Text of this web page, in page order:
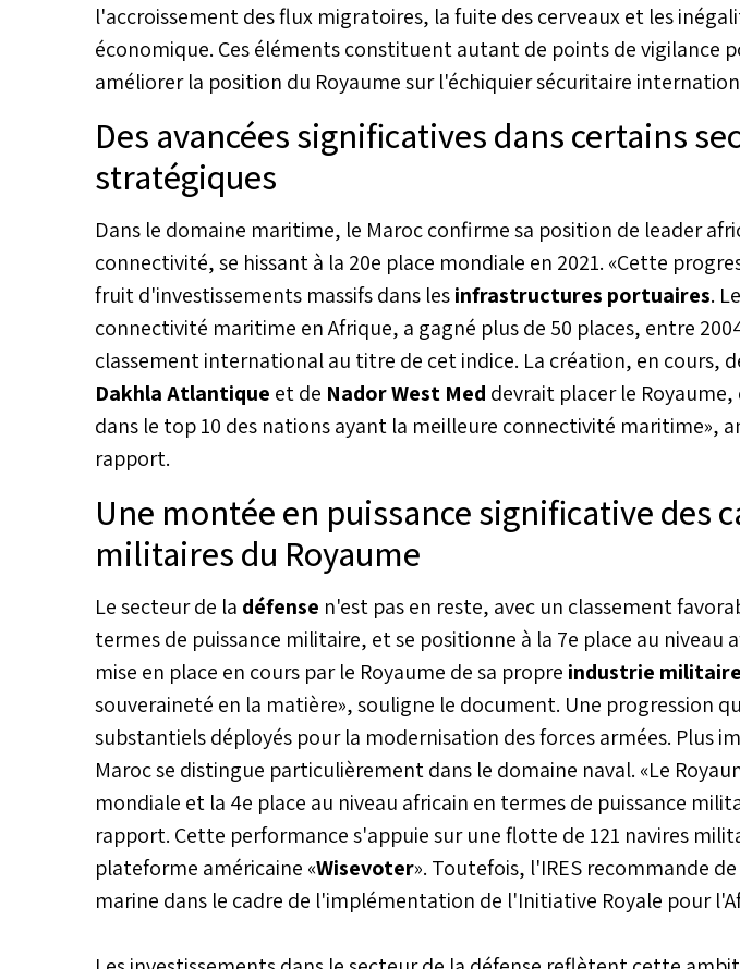
l'accroissement des flux migratoires, la fuite des cerveaux et les
économique. Ces éléments constituent autant de points de vigilance
améliorer la position du Royaume sur l'échiquier sécuritaire
Des avancées significatives dans certains
stratégiques
Dans le domaine maritime, le Maroc confirme sa position de leader
connectivité, se hissant à la 20e place mondiale en 2021. «Cette
fruit d'investissements massifs dans lesinfrastructures portuaires.
connectivité maritime en Afrique, a gagné plus de 50 places, entre
classement international au titre de cet indice. La création, en cours,
Dakhla Atlantique et de Nador West Med devrait placer le
dans le top 10 des nations ayant la meilleure connectivité maritime»,
rapport.
Une montée en puissance significative des
militaires du Royaume
Le secteur de la défense n'est pas en reste, avec un classement
termes de puissance militaire, et se positionne à la 7e place au niveau
mise en place en cours par le Royaume de sa propre industrie militaire
souveraineté en la matière», souligne le document. Une progression
substantiels déployés pour la modernisation des forces armées. Plus
Maroc se distingue particulièrement dans le domaine naval. «Le
mondiale et la 4e place au niveau africain en termes de puissance
rapport. Cette performance s'appuie sur une flotte de 121 navires
plateforme américaine «Wisevoter». Toutefois, l'IRES recommande
marine dans le cadre de l'implémentation de l'Initiative Royale pour